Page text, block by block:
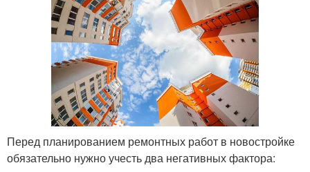
Перед планированием ремонтных работ в новостройке
обязательно нужно учесть два негативных фактора: